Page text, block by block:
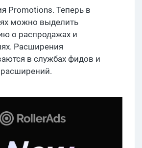
Promotions. Теперь в
можно выделить
о распродажах и
Расширения
в службах фидов и